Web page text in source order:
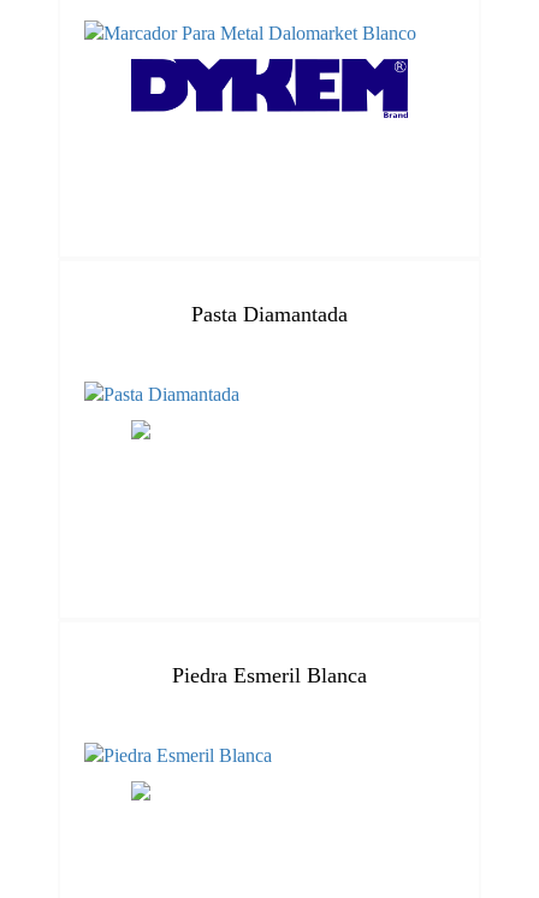
Pasta Diamantada
Piedra Esmeril Blanca